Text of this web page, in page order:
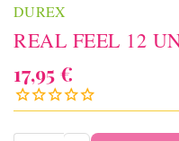
DUREX
REAL FEEL 12
17,95 €